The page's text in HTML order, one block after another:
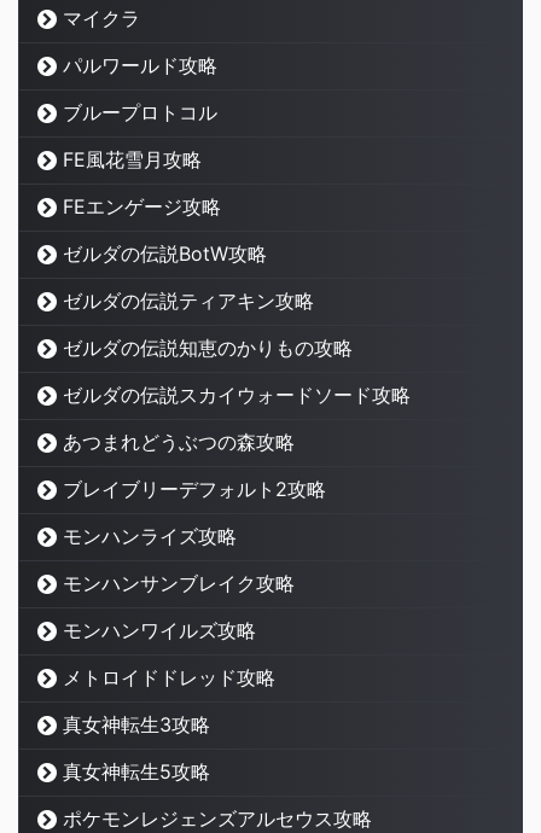
マイクラ
パルワールド攻略
ブループロトコル
FE風花雪月攻略
FEエンゲージ攻略
ゼルダの伝説BotW攻略
ゼルダの伝説ティアキン攻略
ゼルダの伝説知恵のかりもの攻略
ゼルダの伝説スカイウォードソード攻略
あつまれどうぶつの森攻略
ブレイブリーデフォルト2攻略
モンハンライズ攻略
モンハンサンブレイク攻略
モンハンワイルズ攻略
メトロイドドレッド攻略
真女神転生3攻略
真女神転生5攻略
ポケモンレジェンズアルセウス攻略